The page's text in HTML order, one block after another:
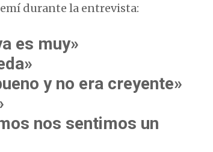
durante la entrevista:
es muy»
y no era creyente»
nos sentimos un